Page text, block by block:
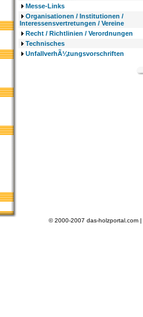
Messe-Links
Organisationen / Institutionen /
Interessensvertretungen / Vereine
Recht / Richtlinien / Verordnungen
Technisches
UnfallverhÃ¼tungsvorschriften
© 2000-2007 das-holzportal.com |